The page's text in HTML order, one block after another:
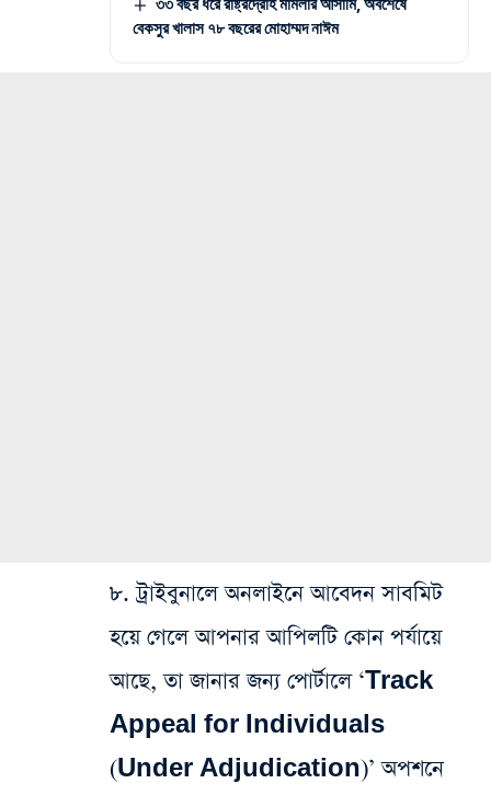
বেকসুর খালাস ৭৮ বছরের মোহাম্মদ নাঈম
৮. ট্রাইবুনালে অনলাইনে আবেদন সাবমিট
হয়ে গেলে আপনার আপিলটি কোন পর্যায়ে
আছে, তা জানার জন্য পোর্টালে ‘Track
Appeal for Individuals
(Under Adjudication)’ অপশনে